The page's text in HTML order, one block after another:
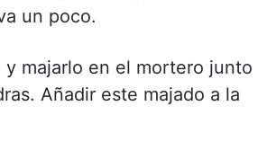
un poco.
y majarlo en el mortero junto
Añadir este majado a la